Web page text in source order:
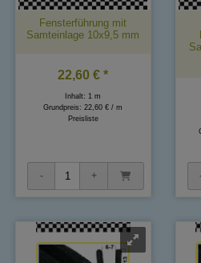
Fensterführung mit
Samteinlage 10x9,5 mm
22,60 € *
Inhalt: 1 m
Grundpreis:22,60 € / m
Preisliste